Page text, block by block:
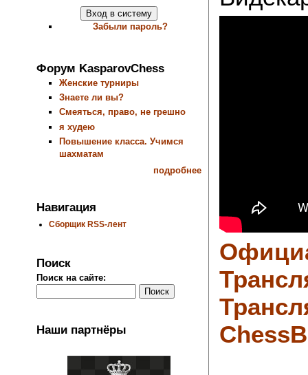
Забыли пароль?
Форум KasparovChess
Женские турниры
Знаете ли вы?
Смеяться, право, не грешно
я худею
Повышение класса. Учимся
шахматам
подробнее
Навигация
Сборщик RSS-лент
Поиск
Поиск на сайте:
Наши партнёры